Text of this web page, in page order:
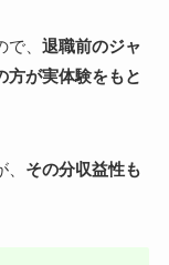
、 退職前のジャ
方が実体験をもと
その分収益性も